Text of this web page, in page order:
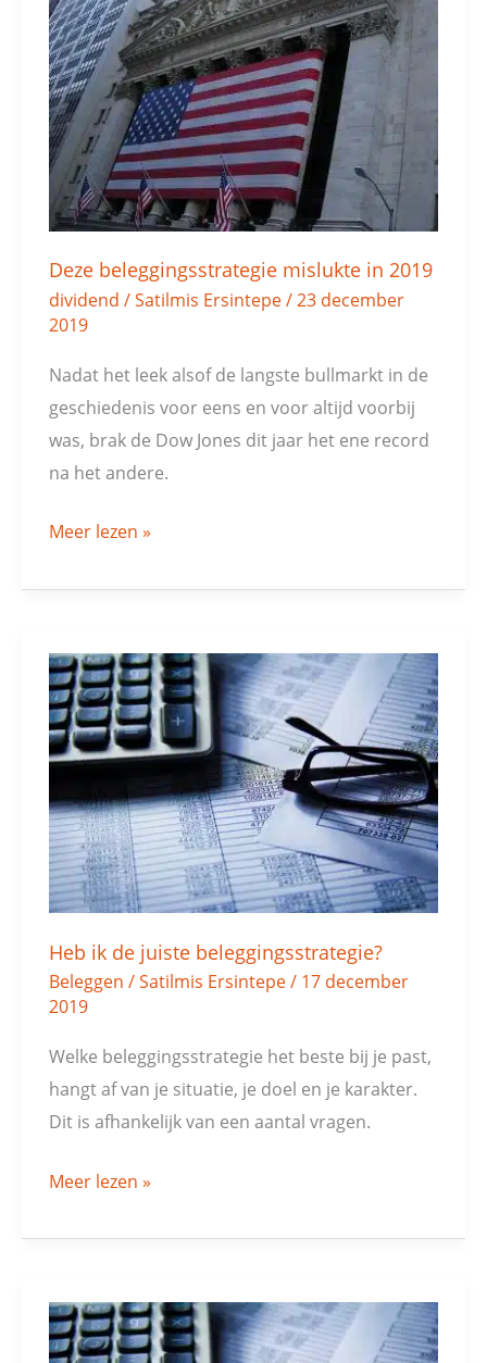
Deze beleggingsstrategie mislukte in 2019
dividend /Satilmis Ersintepe/23 december
2019
Nadat het leek alsof de langste bullmarkt in de
geschiedenis voor eens en voor altijd voorbij
was, brak de Dow Jones dit jaar het ene record
na het andere.
beleggingsstrategie
mislukte
in
2019
Meer lezen »
Heb ik de juiste beleggingsstrategie?
Beleggen /Satilmis Ersintepe/ 17 december
2019
Welke beleggingsstrategie het beste bij je past,
hangt af van je situatie, je doel en je karakter.
Dit is afhankelijk van een aantal vragen.
Heb
ik
de
juiste
beleggingsstrategie?
Meer lezen »
Wie
geld